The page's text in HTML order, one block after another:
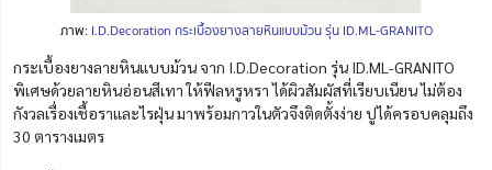
ภาพ: I.D.Decoration กระเบื้องยางลายหินแบบม้วน รุ่น ID.ML-GRANITO
กระเบื้องยางลายหินแบบม้วน จาก I.D.Decoration รุ่น ID.ML-GRANITO
พิเศษด้วยลายหินอ่อนสีเทา ให้ฟีลหรูหรา ได้ผิวสัมผัสที่เรียบเนียน ไม่ต้อง
กังวลเรื่องเชื้อราและไรฝุ่น มาพร้อมกาวในตัวจึงติดตั้งง่าย ปูได้ครอบคลุมถึง
30 ตารางเมตร